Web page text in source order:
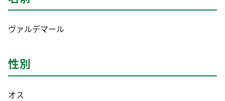
ヴァルデマール
性別
オス